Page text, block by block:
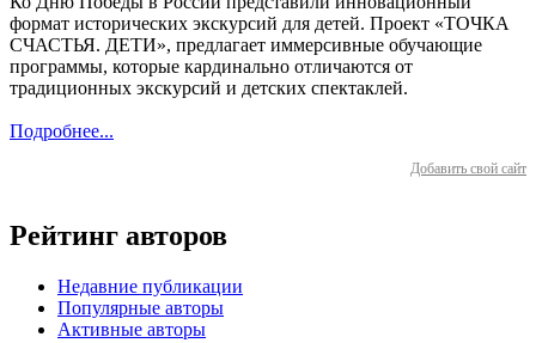
формат исторических экскурсий для детей. Проект «ТОЧКА
СЧАСТЬЯ. ДЕТИ», предлагает иммерсивные обучающие
программы, которые кардинально отличаются от
традиционных экскурсий и детских спектаклей.
Подробнее...
Добавить свой сайт
Рейтинг авторов
Недавние публикации
Популярные авторы
Активные авторы